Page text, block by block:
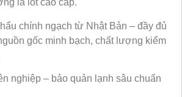
lá lốt cao cấp.
chính ngạch từ Nhật Bản – đầy đủ
gốc minh bạch, chất lượng kiểm
nghiệp – bảo quản lạnh sâu chuẩn